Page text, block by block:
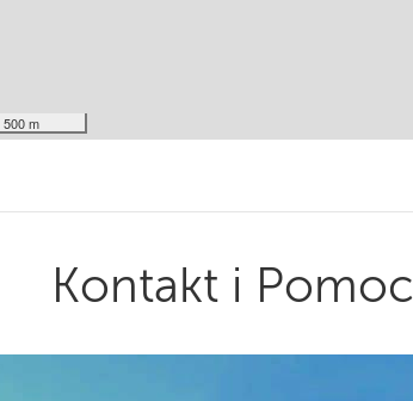
500 m
Kontakt i Pomoc